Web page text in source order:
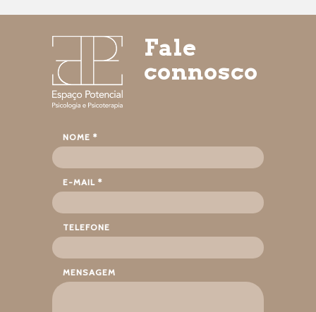
Fale
connosco
NOME *
E-MAIL *
TELEFONE
MENSAGEM